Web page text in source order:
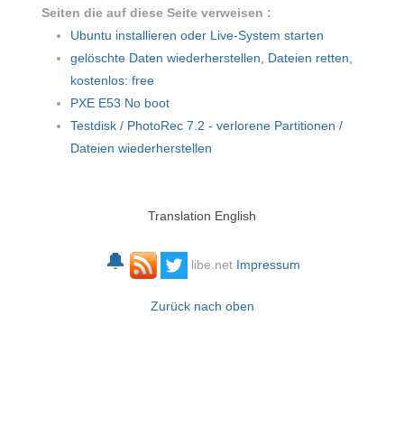
Seiten die auf diese Seite verweisen :
Ubuntu installieren oder Live-System starten
gelöschte Daten wiederherstellen, Dateien retten,
kostenlos: free
PXE E53 No boot
Testdisk / PhotoRec 7.2 - verlorene Partitionen /
Dateien wiederherstellen
Translation English
🔔 libe.net Impressum
Zurück nach oben